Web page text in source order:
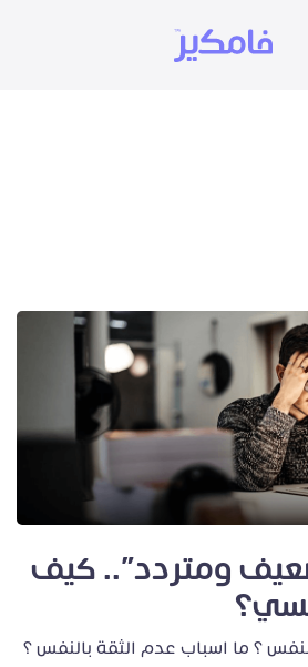
ومتردد”.. كيف
؟ ما اسباب عدم الثقة بالنفس ؟